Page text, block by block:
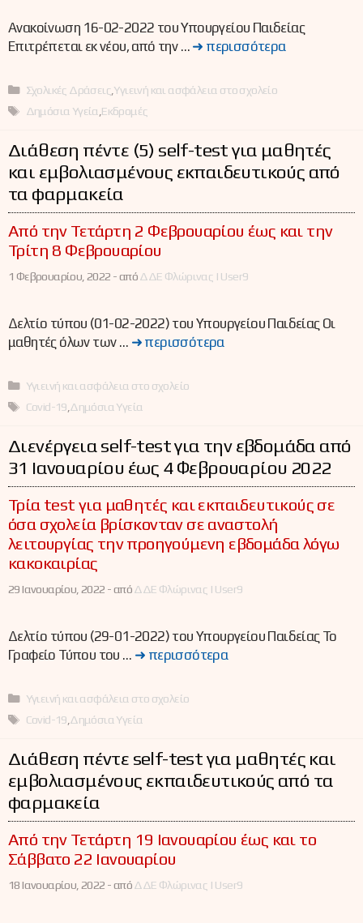
Ανακοίνωση 16-02-2022 του Υπουργείου Παιδείας
Επιτρέπεται εκ νέου, από την … ➜ περισσότερα
Κατηγορίες
Σχολικές Δράσεις Υγιεινή και ασφάλεια στο σχολείο
Ετικέτες
Δημόσια Υγεία Εκδρομές
Διάθεση πέντε (5) self-test για μαθητές
και εμβολιασμένους εκπαιδευτικούς από
τα φαρμακεία
Από την Τετάρτη 2 Φεβρουαρίου έως και την
Τρίτη 8 Φεβρουαρίου
1 Φεβρουαρίου, 2022 -απόΔΔΕ Φλώρινας | User9
Δελτίο τύπου (01-02-2022) του Υπουργείου Παιδείας Οι
μαθητές όλων των … ➜ περισσότερα
Κατηγορίες
Υγιεινή και ασφάλεια στο σχολείο
Ετικέτες
Covid-19 Δημόσια Υγεία
Διενέργεια self-test για την εβδομάδα από
31 Ιανουαρίου έως 4 Φεβρουαρίου 2022
Τρία test για μαθητές και εκπαιδευτικούς σε
όσα σχολεία βρίσκονταν σε αναστολή
λειτουργίας την προηγούμενη εβδομάδα λόγω
κακοκαιρίας
29 Ιανουαρίου, 2022 -απόΔΔΕ Φλώρινας | User9
Δελτίο τύπου (29-01-2022) του Υπουργείου Παιδείας Το
Γραφείο Τύπου του … ➜ περισσότερα
Κατηγορίες
Υγιεινή και ασφάλεια στο σχολείο
Ετικέτες
Covid-19 Δημόσια Υγεία
Διάθεση πέντε self-test για μαθητές και
εμβολιασμένους εκπαιδευτικούς από τα
φαρμακεία
Από την Τετάρτη 19 Ιανουαρίου έως και το
Σάββατο 22 Ιανουαρίου
18 Ιανουαρίου, 2022 -απόΔΔΕ Φλώρινας | User9